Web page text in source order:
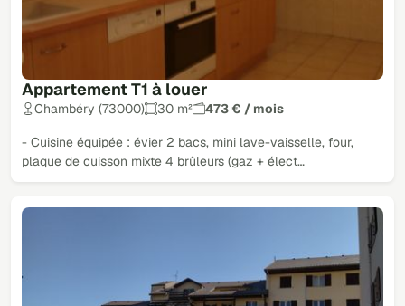
Appartement T1 à louer
Chambéry (73000) 30 m² 473 € / mois
- Cuisine équipée : évier 2 bacs, mini lave-vaisselle, four,
plaque de cuisson mixte 4 brûleurs (gaz + élect…